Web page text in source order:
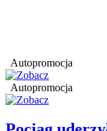
Autopromocja
Autopromocja